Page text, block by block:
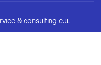
& consulting e.u.